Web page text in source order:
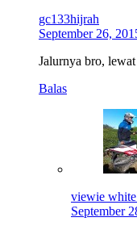
gc133hijrah
September 26,
Jalurnya bro,
Balas
viewie
September